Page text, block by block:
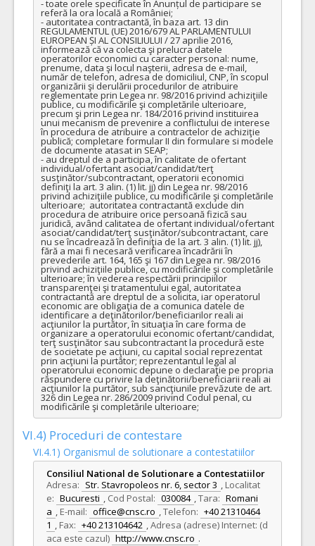
- toate orele specificate în Anunțul de participare se
referă la ora locală a României;
- autoritatea contractantă, în baza art. 13 din
REGULAMENTUL (UE) 2016/679 AL PARLAMENTULUI
EUROPEAN ȘI AL CONSILIULUI / 27 aprilie 2016,
informează că va colecta şi prelucra datele
operatorilor economici cu caracter personal: nume,
prenume, data şi locul naşterii, adresa de e-mail,
număr de telefon, adresa de domiciliul, CNP, în scopul
organizării şi derulării procedurilor de atribuire
reglementate prin Legea nr. 98/2016 privind achiziţiile
publice, cu modificările şi completările ulterioare,
precum şi prin Legea nr. 184/2016 privind instituirea
unui mecanism de prevenire a conflictului de interese
în procedura de atribuire a contractelor de achiziţie
publică; completare formular II din formulare si modele
de documente atasat in SEAP;
- au dreptul de a participa, în calitate de ofertant
individual/ofertant asociat/candidat/terţ
susţinător/subcontractant, operatorii economici
definiţi la art. 3 alin. (1) lit. jj) din Legea nr. 98/2016
privind achiziţiile publice, cu modificările şi completările
ulterioare;  autoritatea contractantă exclude din
procedura de atribuire orice persoană fizică sau
juridică, având calitatea de ofertant individual/ofertant
asociat/candidat/terţ susţinător/subcontractant, care
nu se încadrează în definiţia de la art. 3 alin. (1) lit. jj),
fără a mai fi necesară verificarea încadrării în
prevederile art. 164, 165 şi 167 din Legea nr. 98/2016
privind achiziţiile publice, cu modificările şi completările
ulterioare; în vederea respectării principiilor
transparenţei şi tratamentului egal, autoritatea
contractantă are dreptul de a solicita, iar operatorul
economic are obligaţia de a comunica datele de
identificare a deţinătorilor/beneficiarilor reali ai
acţiunilor la purtător, în situaţia în care forma de
organizare a operatorului economic ofertant/candidat,
terţ susţinător sau subcontractant la procedură este
de societate pe acţiuni, cu capital social reprezentat
prin acţiuni la purtător; reprezentantul legal al
operatorului economic depune o declaraţie pe propria
răspundere cu privire la deţinătorii/beneficiarii reali ai
acţiunilor la purtător, sub sancţiunile prevăzute de art.
326 din Legea nr. 286/2009 privind Codul penal, cu
modificările şi completările ulterioare;
VI.4) Proceduri de contestare
VI.4.1) Organismul de solutionare a contestatiilor
Consiliul National de Solutionare a Contestatiilor
Adresa: Str. Stavropoleos nr. 6, sector 3 , Localitat
e: Bucuresti , Cod Postal: 030084 ,Tara: Romani
a , E-mail: office@cnsc.ro ,Telefon: +40 21310464
1 , Fax: +40 213104642 ,Adresa (adrese) Internet: (d
aca este cazul) http://www.cnsc.ro .